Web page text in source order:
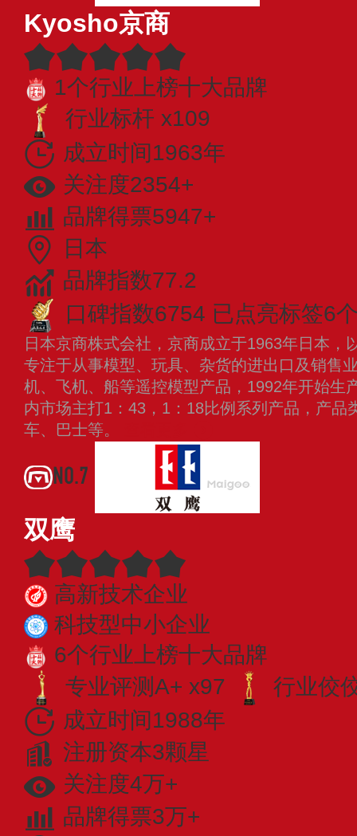
Kyosho京商
1个行业上榜十大品牌
行业标杆 x109
成立时间1963年
关注度2354+
品牌得票5947+
日本
品牌指数77.2
口碑指数6754 已点亮标签6
日本京商株式会社，京商成立于1963年日本，
专注于从事模型、玩具、杂货的进出口及销售
机、飞机、船等遥控模型产品，1992年开始生
内市场主打1：43，1：18比例系列产品，产品
车、巴士等。
NO.7
双鹰
高新技术企业
科技型中小企业
6个行业上榜十大品牌
专业评测A+ x97
行业佼
成立时间1988年
注册资本3颗星
关注度4万+
品牌得票3万+